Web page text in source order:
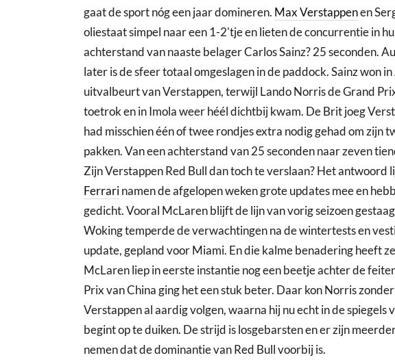
gaat de sport nóg een jaar domineren. Max Verstappenen
oliestaat simpel naar een 1-2'tje en lieten de concurrentie in
achterstand van naaste belager Carlos Sainz? 25 seconden.
later is de sfeer totaal omgeslagen in de paddock. Sainz won
uitvalbeurt van Verstappen, terwijl Lando Norris de Grand
toetrok en in Imola weer héél dichtbij kwam. De Brit joeg
had misschien één of twee rondjes extra nodig gehad om zijn
pakken. Van een achterstand van 25 seconden naar zeven
Zijn Verstappen Red Bull dan toch te verslaan? Het antwoord
Ferrarinamen de afgelopen weken grote updates mee en
gedicht. Vooral McLaren blijft de lijn van vorig seizoen
Woking temperde de verwachtingen na de wintertests en
update, gepland voor Miami. En die kalme benadering heeft
McLaren liep in eerste instantie nog een beetje achter de
Prix van China ging het een stuk beter. Daar kon Norris
Verstappen al aardig volgen, waarna hij nu echt in de spiegels
begint op te duiken. De strijd is losgebarsten en er zijn
nemen dat de dominantie van Red Bull voorbij is.